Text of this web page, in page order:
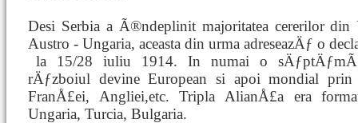
Desi Serbia a Ã®ndeplinit majoritatea cererilor din
Austro - Ungaria, aceasta din urma adreseazÄƒ o
la 15/28 iuliu 1914. In numai o
rÄƒzboiul devine European si apoi mondial prin
FranÅ£ei, Angliei,etc. Tripla AlianÅ£a era
Ungaria, Turcia, Bulgaria.